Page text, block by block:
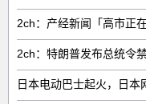
日本电动巴士起火，日本